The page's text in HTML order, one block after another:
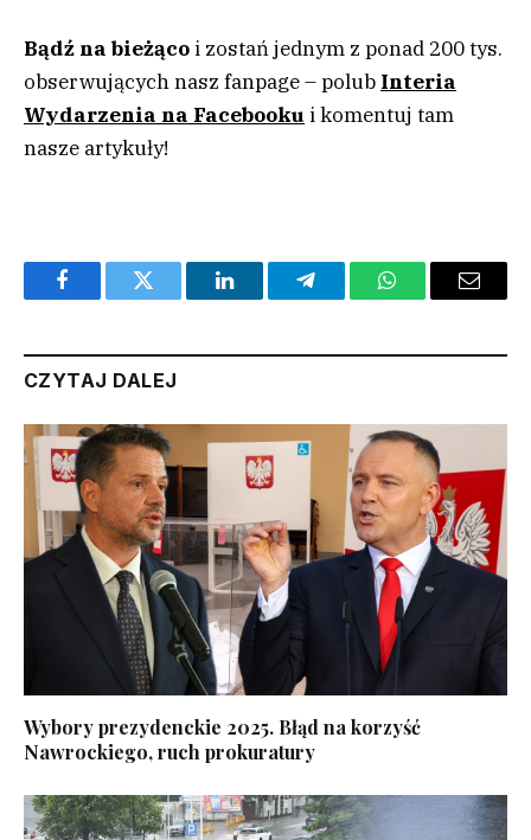
Bądź na bieżąco i zostań jednym z ponad 200 tys.
obserwujących nasz fanpage – polub Interia
Wydarzenia na Facebooku i komentuj tam
nasze artykuły!
FacebookTwitter LinkedInTelegramWhatsAppEmail
CZYTAJ DALEJ
Wybory prezydenckie 2025. Błąd na korzyść
Nawrockiego, ruch prokuratury